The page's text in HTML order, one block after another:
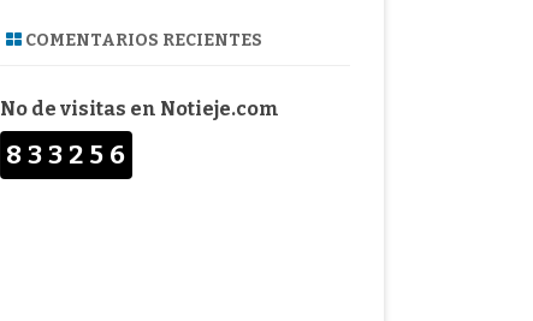
COMENTARIOS RECIENTES
No de visitas en Notieje.com
833256